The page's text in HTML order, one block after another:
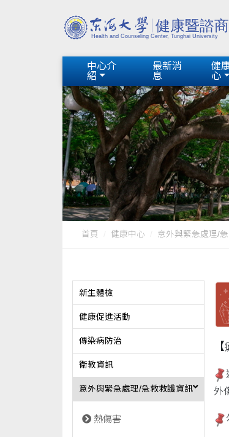
中心介
紹
最新消
息
健
心
首頁 健康中心 意外與緊急處理/
新生體檢
健康促進活動
傳染病防治
衛教資訊
意外與緊急處理/急救救護資訊
熱傷害
外